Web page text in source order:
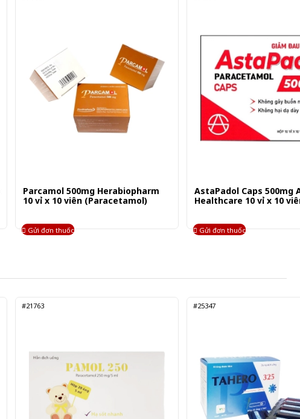
Parcamol 500mg Herabiopharm
10 vỉ x 10 viên (Paracetamol)
Gửi đơn thuốc
AstaPadol Caps 500mg
Healthcare 10 vỉ x 10
Gửi đơn thuốc
#21763 #25347